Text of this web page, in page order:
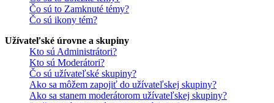
Čo sú to Zamknuté témy?
Čo sú ikony tém?
Užívateľské úrovne a skupiny
Kto sú Administrátori?
Kto sú Moderátori?
Čo sú užívateľské skupiny?
Ako sa môžem zapojiť do užívateľskej skupiny?
Ako sa stanem moderátorom užívateľskej skupiny?